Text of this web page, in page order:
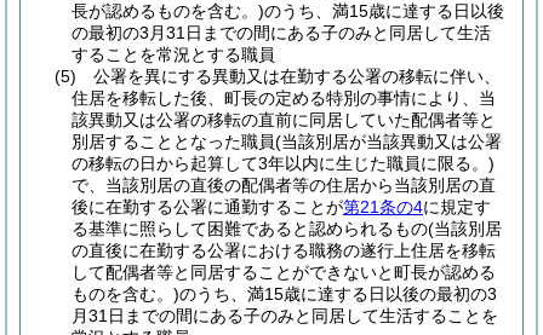
長が認めるものを含む。)のうち、満15歳に達する日以後
の最初の3月31日までの間にある子のみと同居して生活
することを常況とする職員
(5)
公署を異にする異動又は在勤する公署の移転に伴い、
住居を移転した後、町長の定める特別の事情により、当
該異動又は公署の移転の直前に同居していた配偶者等と
別居することとなった職員(当該別居が当該異動又は公署
の移転の日から起算して3年以内に生じた職員に限る。)
で、当該別居の直後の配偶者等の住居から当該別居の直
後に在勤する公署に通勤することが第21条の4に規定す
る基準に照らして困難であると認められるもの(当該別居
の直後に在勤する公署における職務の遂行上住居を移転
して配偶者等と同居することができないと町長が認める
ものを含む。)のうち、満15歳に達する日以後の最初の3
月31日までの間にある子のみと同居して生活することを